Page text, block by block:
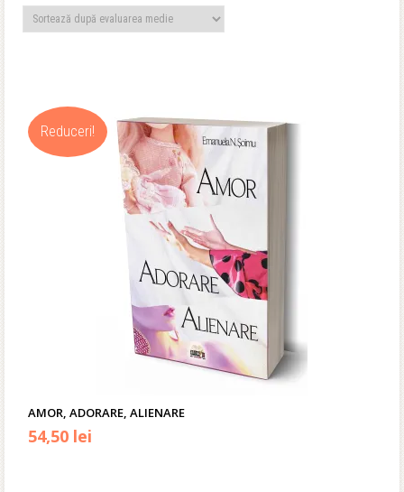
Reduceri!
AMOR, ADORARE, ALIENARE
Prețul
54,50 lei